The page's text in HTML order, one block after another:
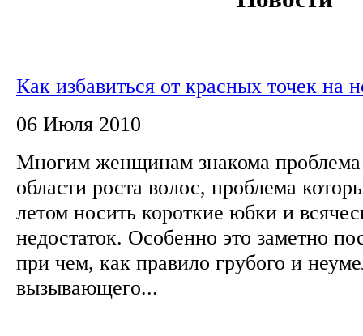
Как избавиться от красных точек на
06 Июля 2010
Многим женщинам знакома проблема
области роста волос, проблема
летом носить короткие юбки и
недостаток. Особенно это заметно
при чем, как правило грубого и
вызывающего...